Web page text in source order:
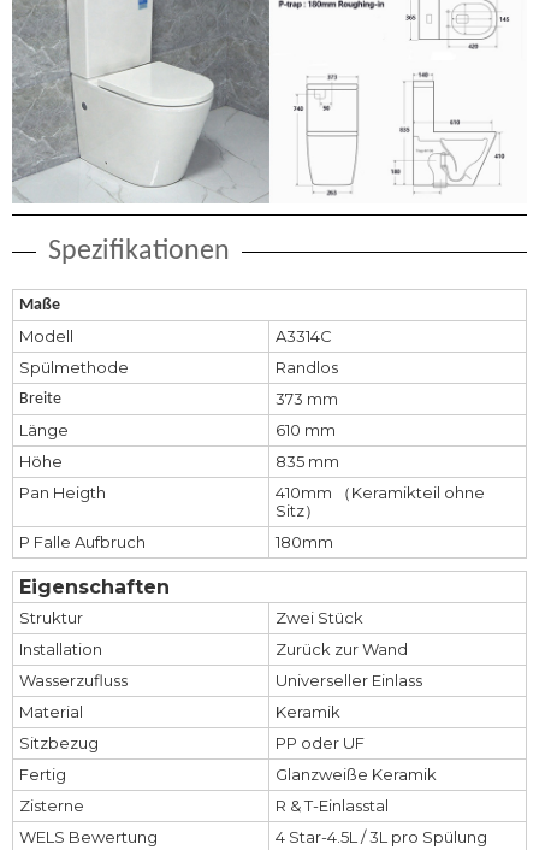
Spezifikationen
Maße
Modell
A3314C
Spülmethode
Randlos
Breite
373 mm
Länge
610 mm
Höhe
835 mm
Pan Heigth
410mm （Keramikteil ohne
Sitz）
P Falle Aufbruch
180mm
Eigenschaften
Struktur
Zwei Stück
Installation
Zurück zur Wand
Wasserzufluss
Universeller Einlass
Material
Keramik
Sitzbezug
PP oder UF
Fertig
Glanzweiße Keramik
Zisterne
R & T-Einlasstal
WELS Bewertung
4 Star-4.5L / 3L pro Spülung